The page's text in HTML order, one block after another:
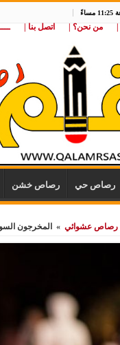
من نحن؟ | اتصل بنا |
رصاص حي رصاص خشن
رصاص عشوائي » المخرجون